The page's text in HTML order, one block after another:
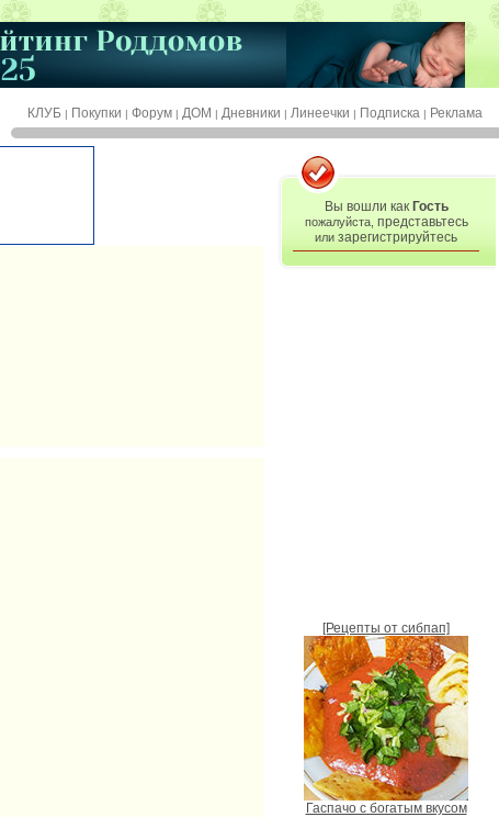
КЛУБ | Покупки | Форум | ДОМ | Дневники | Линеечки | Подписка | Реклама
Вы вошли как Гость
пожалуйста, представьтесь
или зарегистрируйтесь
[Рецепты от сибпап]
Гаспачо с богатым вкусом